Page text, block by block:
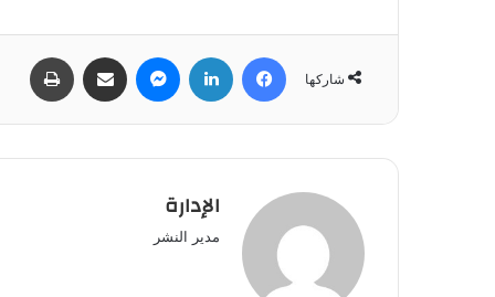
شاركها
فيسبوك لينكدإن ماسنجر مشاركة عبر البريد
الإدارة
مدير النشر